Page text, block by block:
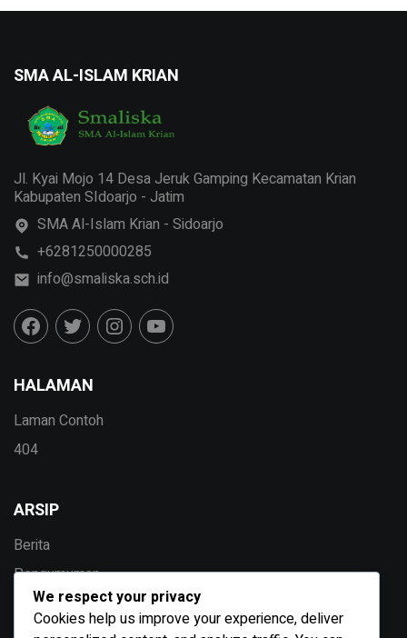
SMA AL-ISLAM KRIAN
Jl. Kyai Mojo 14 Desa Jeruk Gamping Kecamatan Krian
Kabupaten SIdoarjo - Jatim
SMA Al-Islam Krian - Sidoarjo
+6281250000285
info@smaliska.sch.id
HALAMAN
Laman Contoh
404
ARSIP
Berita
Pengumuman
Agenda
Galeri
We respect your privacy
Cookies help us improve your experience, deliver